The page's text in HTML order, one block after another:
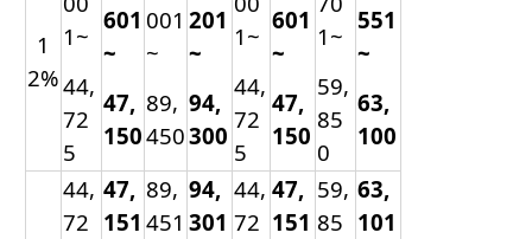
1
2%
1~
44,
72
5
601
~
47,
150
001
~
89,
450
201
~
94,
300
1~
44,
72
5
601
~
47,
150
1~
59,
85
0
551
~
63,
100
44,
72
47,
151
89,
451
94,
301
44,
72
47,
151
59,
85
63,
101